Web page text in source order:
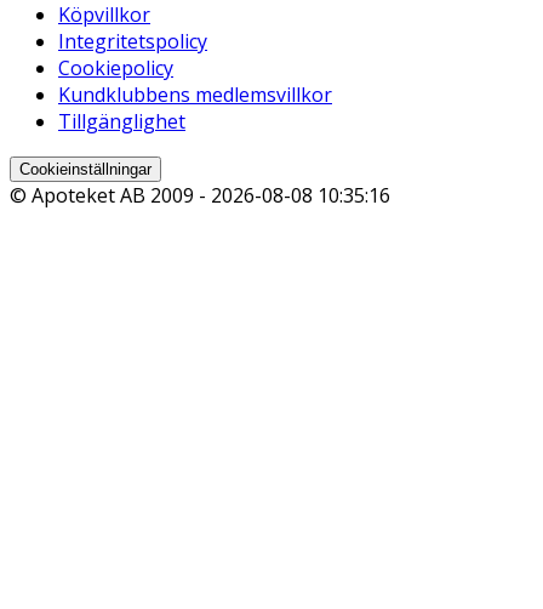
Köpvillkor
Integritetspolicy
Cookiepolicy
Kundklubbens medlemsvillkor
Tillgänglighet
Cookieinställningar
© Apoteket AB 2009 - 2026-08-08 10:35:16